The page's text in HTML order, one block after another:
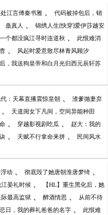
江言傅秦书雅 、 代码被掉包后，销
蛊真人 、 锦绣人生[快穿]爱伊莎越安
个都没疯江寻时连道秋 、 此恨难消
、 风起时爱意散尽林青风顾汐
，我送狗皇帝和白月光归西元辰轩苏
：天幕直播震惊皇朝 、 渣爹抛妻弃
、 天道闺女下凡间，空间异能种田
、 穿越影视剧吃瓜 、 赵大：我的
、 天赋不行拿命来拼 、 民间风水
动 、 彻底毁了她唐朝淮唐梦绮 、
晏礼时候 、 【HL】重生黑化后，她
最高监狱 、 醉酒情思 、 从前不待
日，我的葬礼爸爸的名字 、 此恨难